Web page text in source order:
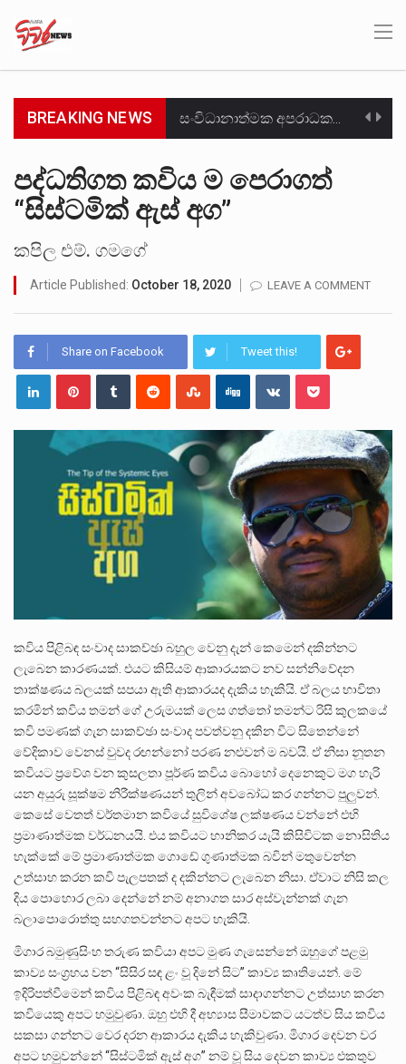
BREAKING NEWS සංවිධානාත්මක අපරාධකරුවකු වන ලොකු පැටිගේ ප්‍රධාන වෙඩික්කරු බවට සැක කරන ගිං ගඟේ ගිල්වා මරා දමා…
අගෝස්තු මස දෙවන ඉරිදා ලිට් රූම් සූම් සංවාදය පැවැත්වෙන්නේ "කතා කරන මහ වැව" නම් නකතාවක්…
හිටපු පොලිස්පති පූජිත් ජයසුන්දරට සහ හිටපු ආරක්ෂක අමාත්‍යංශ ලේකම් හේමසිරි ප්‍රනාන්දු විශේෂ ත්‍රිපුද්ගල මහාධිකරණය විසින්…
පසුගිය මැයි මස 31 දිනෙන් අවසන් වූ වසර තුළ ලොව පුරා විවිධ තනතුරු නාම වලින්…
මේ, දන්නා හඳුනන ලියන්නකුගේ නන්නාඳුනන අඩවියක සැරිසරා ලද ආස්වාදනීය මොහොතක සිංහාවලෝකනයකි .කෙටි කවියක දිගු බර…
වත්මන් ආණ්ඩුවේ ප්‍රධාන පාර්ශවකරුවා වන ජනතා විමුක්ති පෙරමුණේ කාලයක පටන් තිබුණු ප්‍රධාන සටන් පාඨයක් වූවේ…
පද්ධතිගත කවිය ම පෙරාගත්
“සිස්ටමික් ඇස් අග”
කපිල එම්. ගමගේ
Article Published: October 18, 2020 LEAVE A COMMENT
Share on Facebook Tweet this!
කවිය පිළිබඳ සංවාද සාකච්ඡා බහුල වෙනු දැන් කෙමෙන් දකින්නට
ලැබෙන කාරණයක්. එයට කිසියම් ආකාරයකට නව සන්නිවේදන
තාක්ෂණය බලයක් සපයා ඇති ආකාරයද දැකිය හැකියි. ඒ බලය භාවිතා
කරමින් කවිය තමන් ගේ උරුමයක් ලෙස ගත්තෝ තමන්ට රිසි කුලකයේ
කවි පමණක් ගැන සාකච්ඡා සංවාද පවත්වනු දකින විට සිතෙන්නේ
වේදිකාව වෙනස් වුවද රඟන්නෝ පරණ නළුවන් ම බවයි. ඒ නිසා නූතන
කවියට ප්‍රවේශ වන කුසලතා පූර්ණ කවිය බොහෝ දෙනෙකුට මග හැරි
යන අයුරු සූක්ෂම නිරීක්ෂණයන් තුලින් අවබෝධ කර ගන්නට පුලුවන්.
කෙසේ වෙතත් වර්තමාන කවියේ සුවිශේෂ ලක්ෂණය වන්නේ එහි
ප්‍රමාණාත්මක වර්ධනයයි. එය කවියට හානිකර යැයි කිසිවිටක නොසිතිය
හැක්කේ මේ ප්‍රමාණාත්මක ගොඩේ ගුණාත්මක බවින් මතුවෙන්න
උත්සාහ කරන කවි පැලපතක් ද දකින්නට ලැබෙන නිසා. ඒවාට නිසි කල
දිය පොහොර ලබා දෙන්නේ නම් අනාගත සාර අස්වැන්නක් ගැන
බලාපොරොත්තු සහගතවන්නට අපට හැකියි.
මිගාර බමුණුසිංහ තරුණ කවියා අපට මුණ ගැසෙන්නේ ඔහුගේ පළමු
කාව්‍ය සංග්‍රහය වන “සිසිර සඳ ළං වූ දිනේ සිට” කාව්‍ය කෘතියෙන්. මේ
ඉදිරිපත්වීමෙන් කවිය පිළිබඳ අවංක බැඳීමක් සාදාගන්නට උත්සාහ කරන
කවියෙකු අපට හමුවුණා. ඔහු එහි දී අභ්‍යාස සීමාවකට යටත්ව සිය කවිය
සකසා ගන්නට වෙර දරන ආකාරය දැකිය හැකිවුණා. මිගාර දෙවන වර
අපට හමුවන්නේ “සිස්ටමික් ඇස් අග” නම් වූ සිය දෙවන කාව්‍ය එකතුව